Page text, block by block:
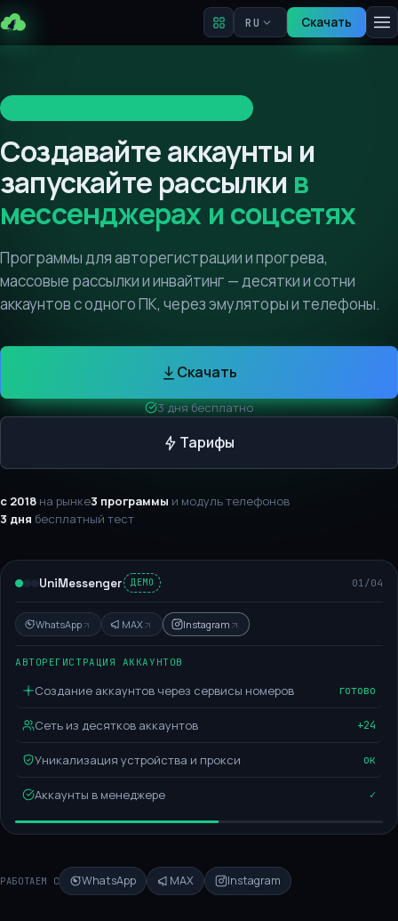
RU Скачать
Создавайте аккаунты и
запускайте рассылки в
мессенджерах и соцсетях
Программы для авторегистрации и прогрева,
массовые рассылки и инвайтинг — десятки и сотни
аккаунтов с одного ПК, через эмуляторы и телефоны.
Скачать
3 дня бесплатно
Тарифы
с 2018 на рынке3 программы и модуль телефонов
3 дня бесплатный тест
UniMessenger ДЕМО 01 /04
WhatsApp MAX Instagram
АВТОРЕГИСТРАЦИЯ АККАУНТОВ
Создание аккаунтов через сервисы номеров готово
Сеть из десятков аккаунтов +24
Уникализация устройства и прокси ок
Аккаунты в менеджере ✓
РАБОТАЕМ С WhatsApp MAX Instagram